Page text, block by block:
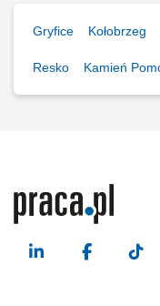
Gryfice Kołobrzeg
Resko Kamień